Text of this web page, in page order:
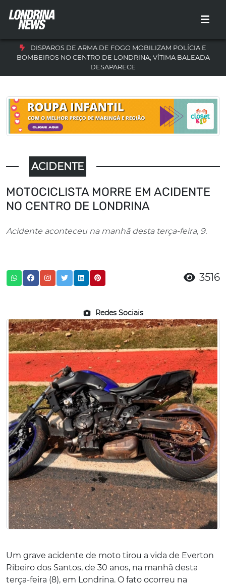
DISPAROS DE ARMA DE FOGO MOBILIZAM POLÍCIA E
BOMBEIROS NO CENTRO DE LONDRINA; VÍTIMA BALEADA
DESAPARECE
ACIDENTE
MOTOCICLISTA MORRE EM ACIDENTE
NO CENTRO DE LONDRINA
Acidente aconteceu na manhã desta terça-feira, 9.
3516
Redes Sociais
Um grave acidente de moto tirou a vida de Everton
Ribeiro dos Santos, de 30 anos, na manhã desta
terça-feira (8), em Londrina. O fato ocorreu na